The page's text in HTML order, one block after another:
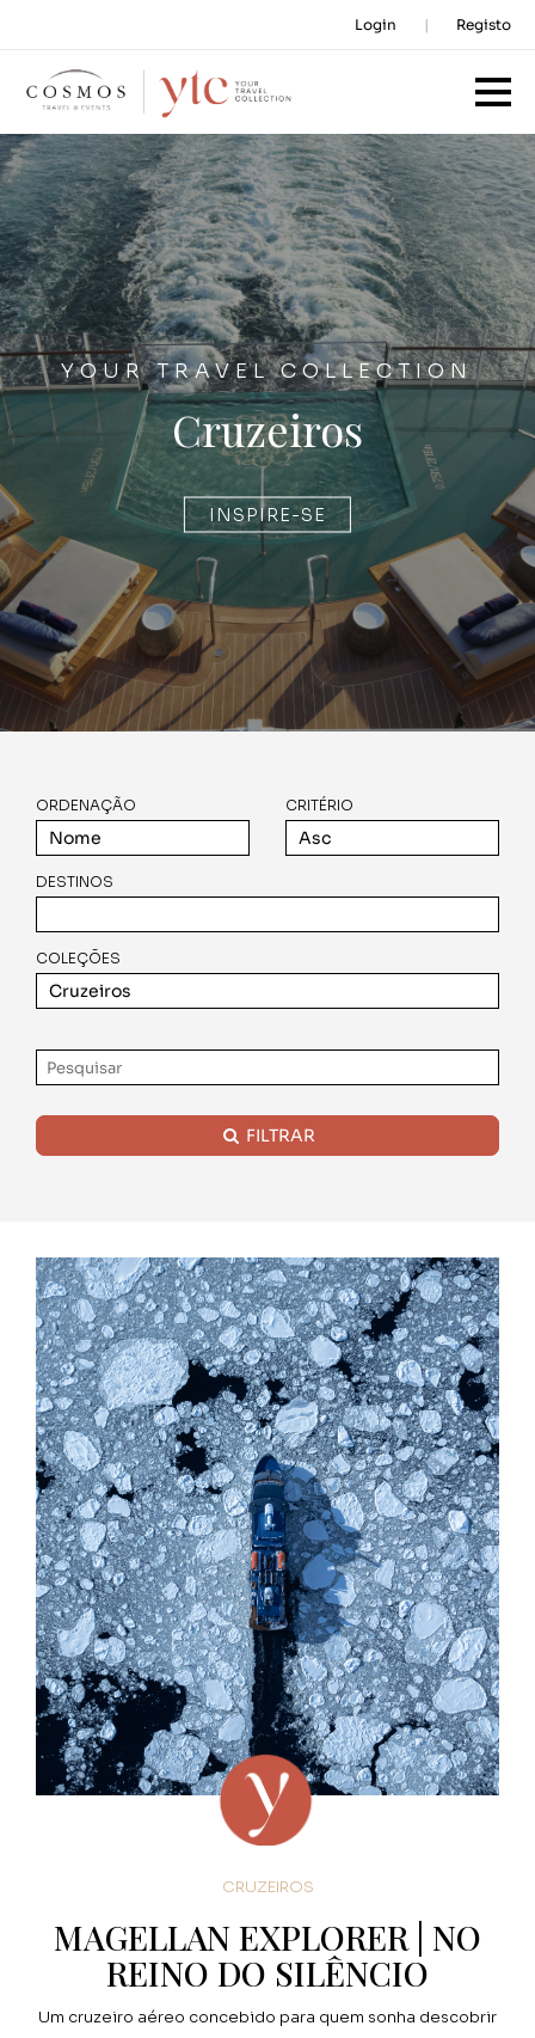
Login Registo
YOUR TRAVEL COLLECTION
Cruzeiros
INSPIRE-SE
ORDENAÇÃO CRITÉRIO
DESTINOS
COLEÇÕES
FILTRAR
CRUZEIROS
MAGELLAN EXPLORER | NO
REINO DO SILÊNCIO
Um cruzeiro aéreo concebido para quem sonha descobrir